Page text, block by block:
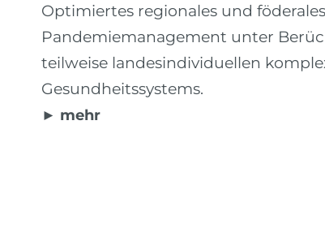
Optimiertes regionales und föderales
Pandemiemanagement unter
teilweise landesindividuellen
Gesundheitssystems.
► mehr